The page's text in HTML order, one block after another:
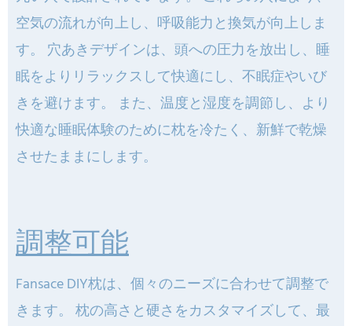
空気の流れが向上し、呼吸能力と換気が向上しま
す。 穴あきデザインは、頭への圧力を放出し、睡
眠をよりリラックスして快適にし、不眠症やいび
きを避けます。 また、温度と湿度を調節し、より
快適な睡眠体験のために枕を冷たく、新鮮で乾燥
させたままにします。
調整可能
Fansace DIY枕は、個々のニーズに合わせて調整で
きます。 枕の高さと硬さをカスタマイズして、最